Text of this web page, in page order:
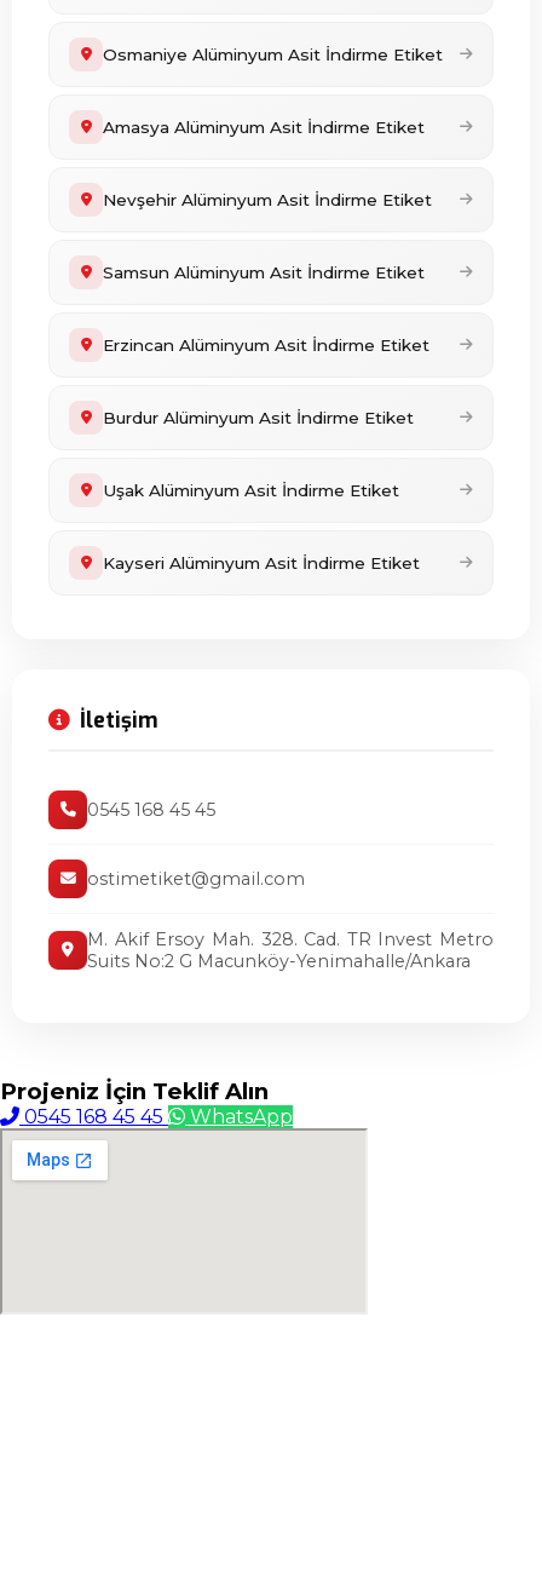
Osmaniye Alüminyum Asit İndirme Etiket
Amasya Alüminyum Asit İndirme Etiket
Nevşehir Alüminyum Asit İndirme Etiket
Samsun Alüminyum Asit İndirme Etiket
Erzincan Alüminyum Asit İndirme Etiket
Burdur Alüminyum Asit İndirme Etiket
Uşak Alüminyum Asit İndirme Etiket
Kayseri Alüminyum Asit İndirme Etiket
İletişim
0545 168 45 45
ostimetiket@gmail.com
M. Akif Ersoy Mah. 328. Cad. TR Invest Metro
Suits No:2 G Macunköy-Yenimahalle/Ankara
Projeniz İçin Teklif Alın
0545 168 45 45 WhatsApp